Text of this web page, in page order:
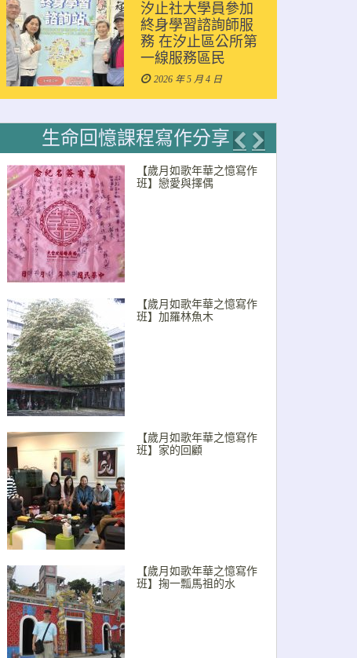
汐止社大學員參加
終身學習諮詢師服
務 在汐止區公所第
一線服務區民
2026 年 5 月 4 日
生命回憶課程寫作分享
Previous
Next
【歲月如歌年華之憶寫作
班】戀愛與擇偶
【歲月如歌年華之憶寫作
班】加羅林魚木
【歲月如歌年華之憶寫作
班】家的回顧
【歲月如歌年華之憶寫作
班】掬一瓢馬祖的水